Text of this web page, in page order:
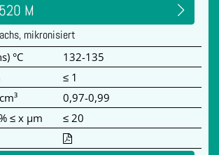
M
mikronisiert
°C
132-135
≤ 1
0,97-0,99
≤ x µm
≤ 20